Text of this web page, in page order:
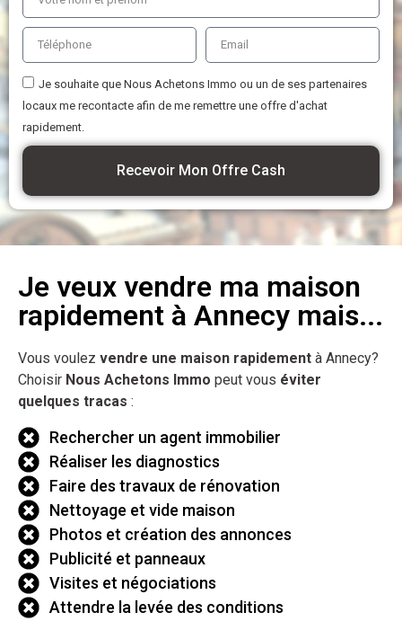
Je souhaite que Nous Achetons Immo ou un de ses partenaires
locaux me recontacte afin de me remettre une offre d'achat
rapidement.
Recevoir Mon Offre Cash
Je veux vendre ma maison
rapidement à Annecy mais...
Vous voulez vendre une maison rapidement à Annecy?
Choisir Nous Achetons Immo peut vous éviter
quelques tracas :
Rechercher un agent immobilier
Réaliser les diagnostics
Faire des travaux de rénovation
Nettoyage et vide maison
Photos et création des annonces
Publicité et panneaux
Visites et négociations
Attendre la levée des conditions